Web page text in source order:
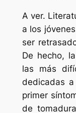
A ver.
a los
ser
De hecho,
las más
dedicadas
primer
de